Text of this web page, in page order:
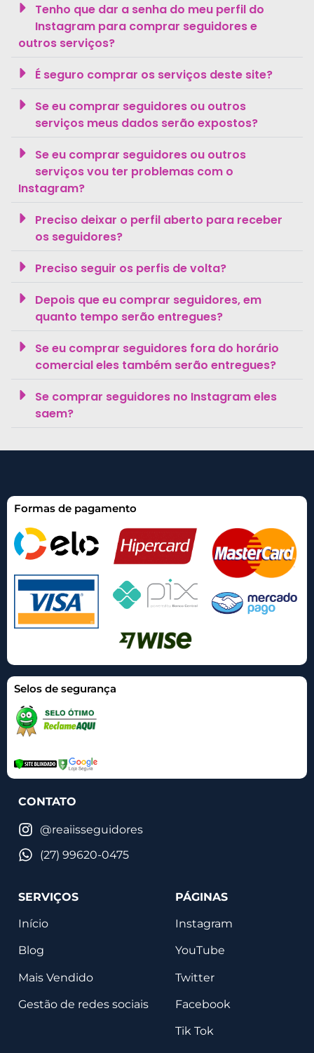
Tenho que dar a senha do meu perfil do
Instagram para comprar seguidores e
outros serviços?
É seguro comprar os serviços deste site?
Se eu comprar seguidores ou outros
serviços meus dados serão expostos?
Se eu comprar seguidores ou outros
serviços vou ter problemas com o
Instagram?
Preciso deixar o perfil aberto para receber
os seguidores?
Preciso seguir os perfis de volta?
Depois que eu comprar seguidores, em
quanto tempo serão entregues?
Se eu comprar seguidores fora do horário
comercial eles também serão entregues?
Se comprar seguidores no Instagram eles
saem?
Formas de pagamento
Selos de segurança
CONTATO
@reaiisseguidores
(27) 99620-0475
SERVIÇOS
Início
Blog
Mais Vendido
Gestão de redes sociais
PÁGINAS
Instagram
YouTube
Twitter
Facebook
Tik Tok